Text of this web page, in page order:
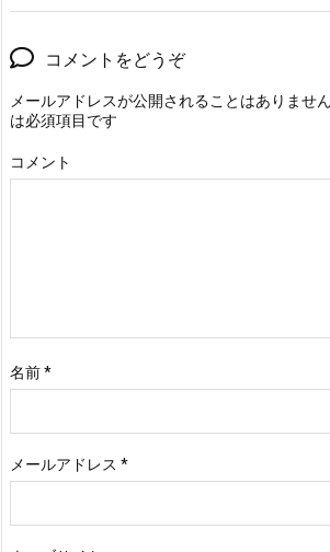
コメントをどうぞ
メールアドレスが公開されることはありません
は必須項目です
コメント
名前*
メールアドレス *